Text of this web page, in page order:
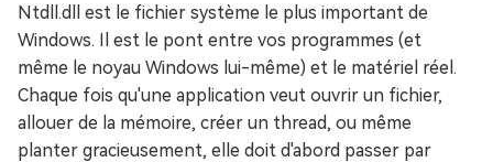
Ntdll.dll est le fichier système le plus important de
Windows. Il est le pont entre vos programmes (et
même le noyau Windows lui-même) et le matériel réel.
Chaque fois qu'une application veut ouvrir un fichier,
allouer de la mémoire, créer un thread, ou même
planter gracieusement, elle doit d'abord passer par